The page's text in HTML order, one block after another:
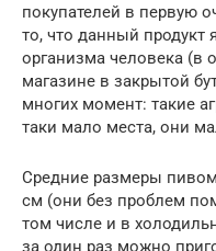
покупателей в первую
то, что данный продукт
организма человека (в
магазине в закрытой
многих момент: такие
таки мало места, они
Средние размеры
см (они без проблем
том числе и в
за один раз можно